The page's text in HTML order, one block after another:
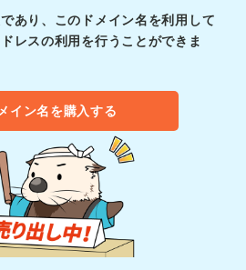
あり、このドメイン名を利用して
レスの利用を行うことができま
イン名を購入する